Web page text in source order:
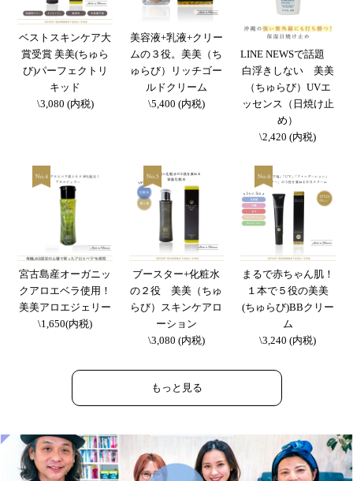
ベストスキンケア大
賞受賞 美美(ちゅら
び)パーフェクトリ
キッド
\3,080 (内税)
美容液+乳液+クリー
ムの３役。美美（ち
ゅらび）リッチゴー
ルドクリーム
\5,400 (内税)
LINE NEWSで話題
白浮きしない 美美
（ちゅらび）UVエ
ッセンス（日焼け止
め）
\2,420 (内税)
宮古島産オーガニッ
クアロエベラ使用！
美美アロエジェリー
\1,650(内税)
ブースター+化粧水
の２役 美美（ちゅ
らび）スキンケアロ
ーション
\3,080 (内税)
まるで赤ちゃん肌！
１本で５役の美美
(ちゅらび)BBクリー
ム
\3,240 (内税)
もっと見る